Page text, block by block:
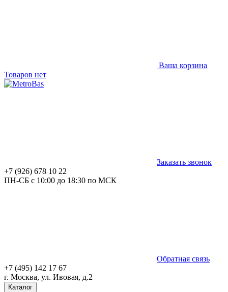
Ваша корзина
Товаров нет
Заказать звонок
+7 (926) 678 10 22
ПН-СБ с 10:00 до 18:30 по МСК
Обратная связь
+7 (495) 142 17 67
г. Москва, ул. Ивовая, д.2
Каталог